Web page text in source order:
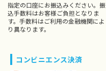
指定の口座にお振込みください。振
込手数料はお客様ご負担となりま
す。手数料はご利用の金融機関によ
り異なります。
コンビニエンス決済